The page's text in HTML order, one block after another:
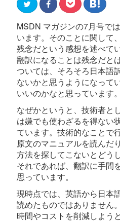
MSDN マガジンの7月号で
います。そのことに関して、
残念だという感想を述べて
翻訳になることは残念だと
ついては、そろそろ日本語
ないかと思うようになって
いいのかなと思っています。
なぜかというと、技術者と
は嫌でも使わざるを得ない
ています。技術的なことで
原文のマニュアルを読んだ
方法を探してこないとどう
それであれば、翻訳に手間
思っています。
現時点では、英語から日本
読めたものではありません
時間やコストを削減しよう